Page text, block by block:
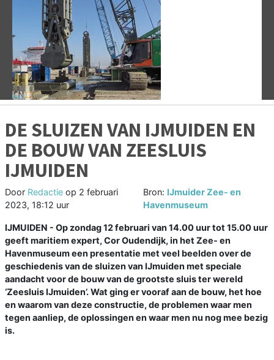
Vorige
DE SLUIZEN VAN IJMUIDEN EN
DE BOUW VAN ZEESLUIS
IJMUIDEN
Door Redactie op 2 februari
2023, 18:12 uur
Bron: IJmuider Zee- en
Havenmuseum
IJMUIDEN - Op zondag 12 februari van 14.00 uur tot 15.00 uur
geeft maritiem expert, Cor Oudendijk, in het Zee- en
Havenmuseum een presentatie met veel beelden over de
geschiedenis van de sluizen van IJmuiden met speciale
aandacht voor de bouw van de grootste sluis ter wereld
‘Zeesluis IJmuiden’. Wat ging er vooraf aan de bouw, het hoe
en waarom van deze constructie, de problemen waar men
tegen aanliep, de oplossingen en waar men nu nog mee bezig
is.